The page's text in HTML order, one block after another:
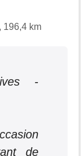
196,4 km
-
de